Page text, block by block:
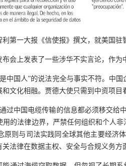
第一大报《信使报》撰文，就美国
会上发表了一些涉华不实言论，作为
中国人”的说法完全与事实不符。中
文化相融。贾德大使只需到中资项目
过中国电缆传输的信息都必须移交给
的法律边界，严禁任何组织和个人
则与司法实践同全球其他主要经济
法律在数据主权、安全与合规义务方